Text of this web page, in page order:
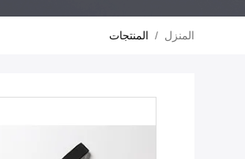
المنزل / المنتجات